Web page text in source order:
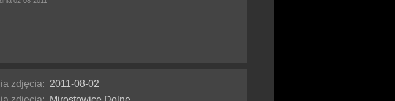
zdjęcia: 2011-08-02